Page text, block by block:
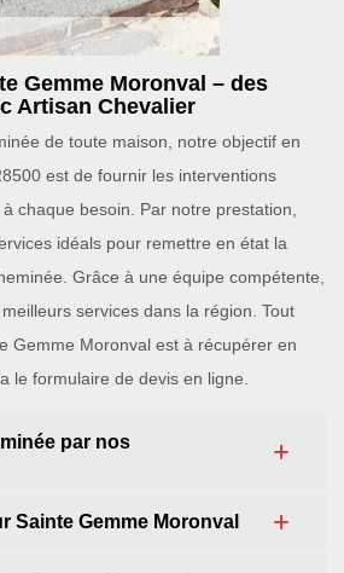
Gemme Moronval – des
Artisan Chevalier
de toute maison, notre objectif en
est de fournir les interventions
chaque besoin. Par notre prestation,
idéals pour remettre en état la
Grâce à une équipe compétente,
services dans la région. Tout
Gemme Moronval est à récupérer en
le formulaire de devis en ligne.
par nos
Sainte Gemme Moronval